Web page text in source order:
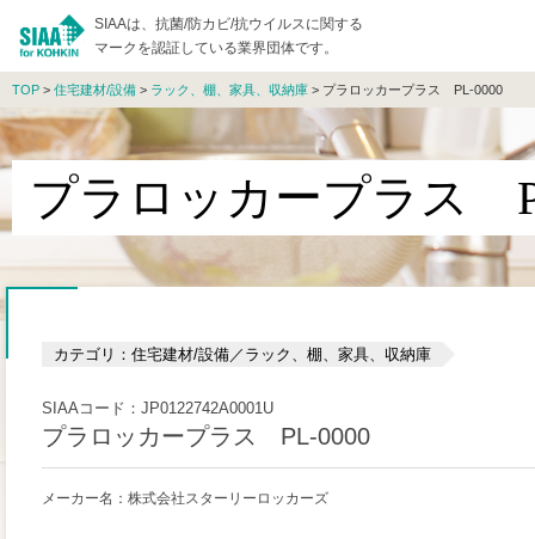
SIAAは、抗菌/防カビ/抗ウイルスに関する
マークを認証している業界団体です。
TOP > 住宅建材/設備 > ラック、棚、家具、収納庫 > プラロッカープラス PL-0000
プラロッカープラス
カテゴリ：住宅建材/設備／ラック、棚、家具、収納庫
SIAAコード：JP0122742A0001U
プラロッカープラス PL-0000
メーカー名：株式会社スターリーロッカーズ